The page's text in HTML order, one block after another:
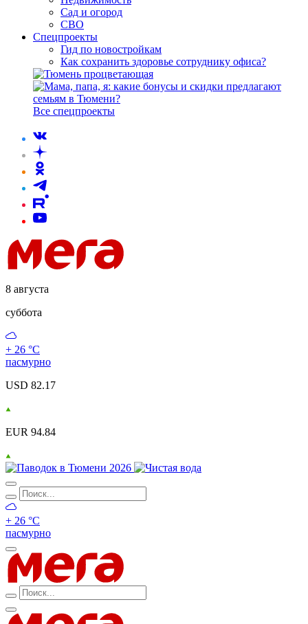
Сад и огород
СВО
Спецпроекты
Гид по новостройкам
Как сохранить здоровье сотруднику офиса?
Все спецпроекты
8 августа
суббота
+ 26 °С
пасмурно
USD 82.17
EUR 94.84
+ 26 °С
пасмурно